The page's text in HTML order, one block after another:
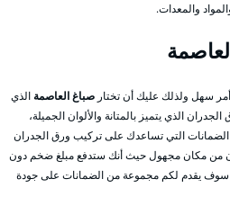
والمعدات.
سهل ولذلك عليك أن تختار صباغ العاصمة الذي
الذي يتميز بالمتانة والألوان الجميلة،
التي تساعدك على تركيب ورق الجدران
من مكان مجهول حيث أنك ستدفع مبلغ ضخم دون
سوف يقدم لكم مجموعة من الضمانات على جودة